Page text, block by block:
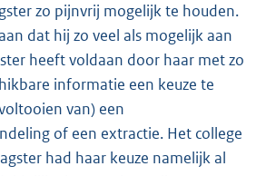
zo pijnvrij mogelijk te houden.
dat hij zo veel als mogelijk aan
heeft voldaan door haar met zo
informatie een keuze te
van) een
of een extractie. Het college
had haar keuze namelijk al